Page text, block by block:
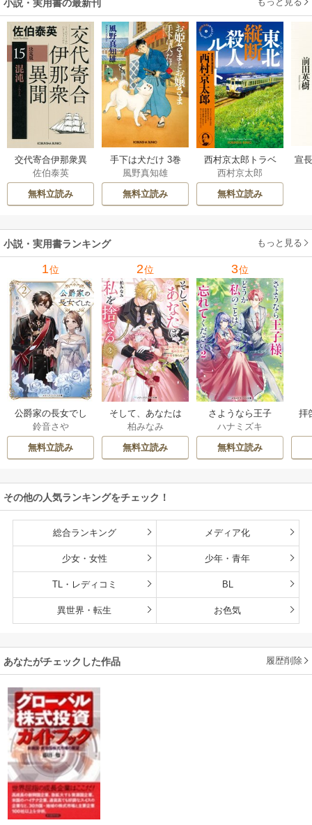
小説・実用書の最新刊
交代寄合伊那衆異
聞 15巻
佐伯泰英
無料立読み
手下は犬だけ 3巻
風野真知雄
無料立読み
西村京太郎トラベ
ルミステリー・セ
レクション 2巻
西村京太郎
無料立読み
宣
小説・実用書ランキング もっと見る
1位
公爵家の長女でし
た
鈴音さや
無料立読み
2位
そして、あなたは
私を捨てる
柏みなみ
無料立読み
3位
さようなら王子
様、どうか私のこ
とは忘れてくださ
い
ハナミズキ
無料立読み
拝
その他の人気ランキングをチェック！
総合ランキング メディア化
少女・女性 少年・青年
TL・レディコミ BL
異世界・転生 お色気
あなたがチェックした作品 履歴削除